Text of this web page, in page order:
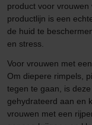
product voor
productlijn is een
de huid te
en stress.
Voor vrouwen met
Om diepere rimpels,
tegen te gaan, is
gehydrateerd aan en
vrouwen met een